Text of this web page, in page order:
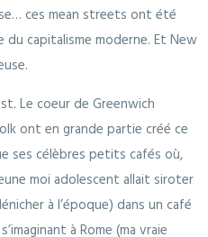
ces mean streets ont été
du capitalisme moderne. Et New
Le coeur de Greenwich
ont en grande partie créé ce
ses célèbres petits cafés où,
moi adolescent allait siroter
à l’époque) dans un café
à Rome (ma vraie